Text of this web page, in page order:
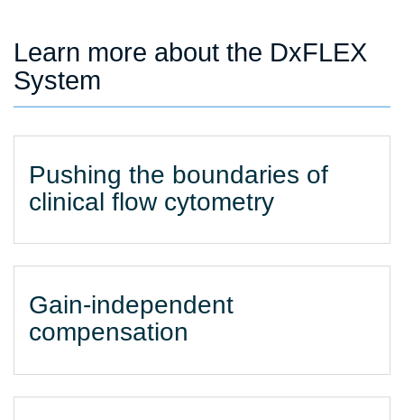
Learn more about the DxFLEX
System
Pushing the boundaries of
clinical flow cytometry
Gain-independent
compensation